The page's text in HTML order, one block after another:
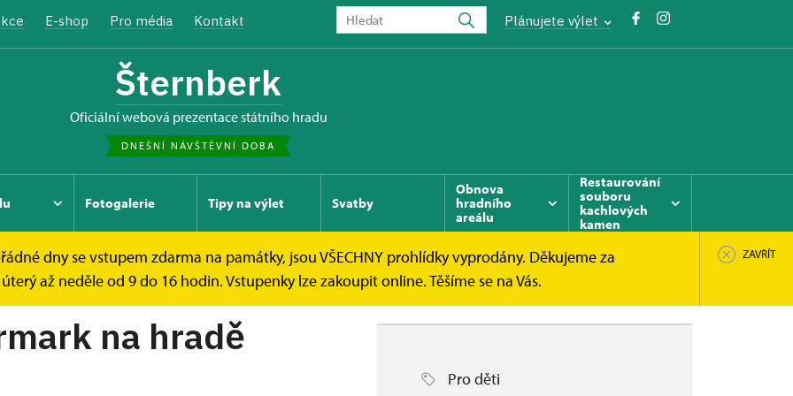
E-shop Pro média Kontakt Plánujete výlet
Šternberk
oficiální webová prezentace státního hradu
DNEŠNÍ NÁVŠTĚVNÍ DOBA
Fotogalerie Tipy na výlet Svatby
Obnova
hradního
areálu
Restaurování
souboru
kachlových
kamen
dny se vstupem zdarma na památky, jsou VŠECHNY prohlídky vyprodány. Děkujeme za
až neděle od 9 do 16 hodin. Vstupenky lze zakoupit online. Těšíme se na Vás.
ZAVŘÍT
na hradě...
na hradě
Pro děti